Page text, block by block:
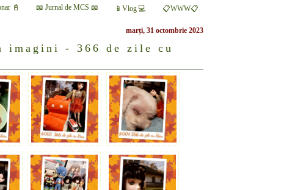
📓 📖 Jurnal de MCS 📖 📱Vlog 💻 📋WWW📋
marți, 31 octombrie 2023
imagini - 366 de zile cu